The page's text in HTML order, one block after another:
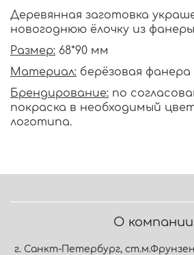
Деревянная заготовка
новогоднюю ёлочку из
Размер: 68*90 мм
Материал: берёзовая
Брендирование: по
покраска в необходимый
логотипа.
О компании
г. Санкт-Петербург,